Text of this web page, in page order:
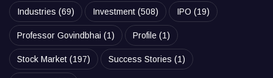
Industries (69) Investment (508) IPO (19)
Professor Govindbhai (1) Profile (1)
Stock Market (197) Success Stories (1)